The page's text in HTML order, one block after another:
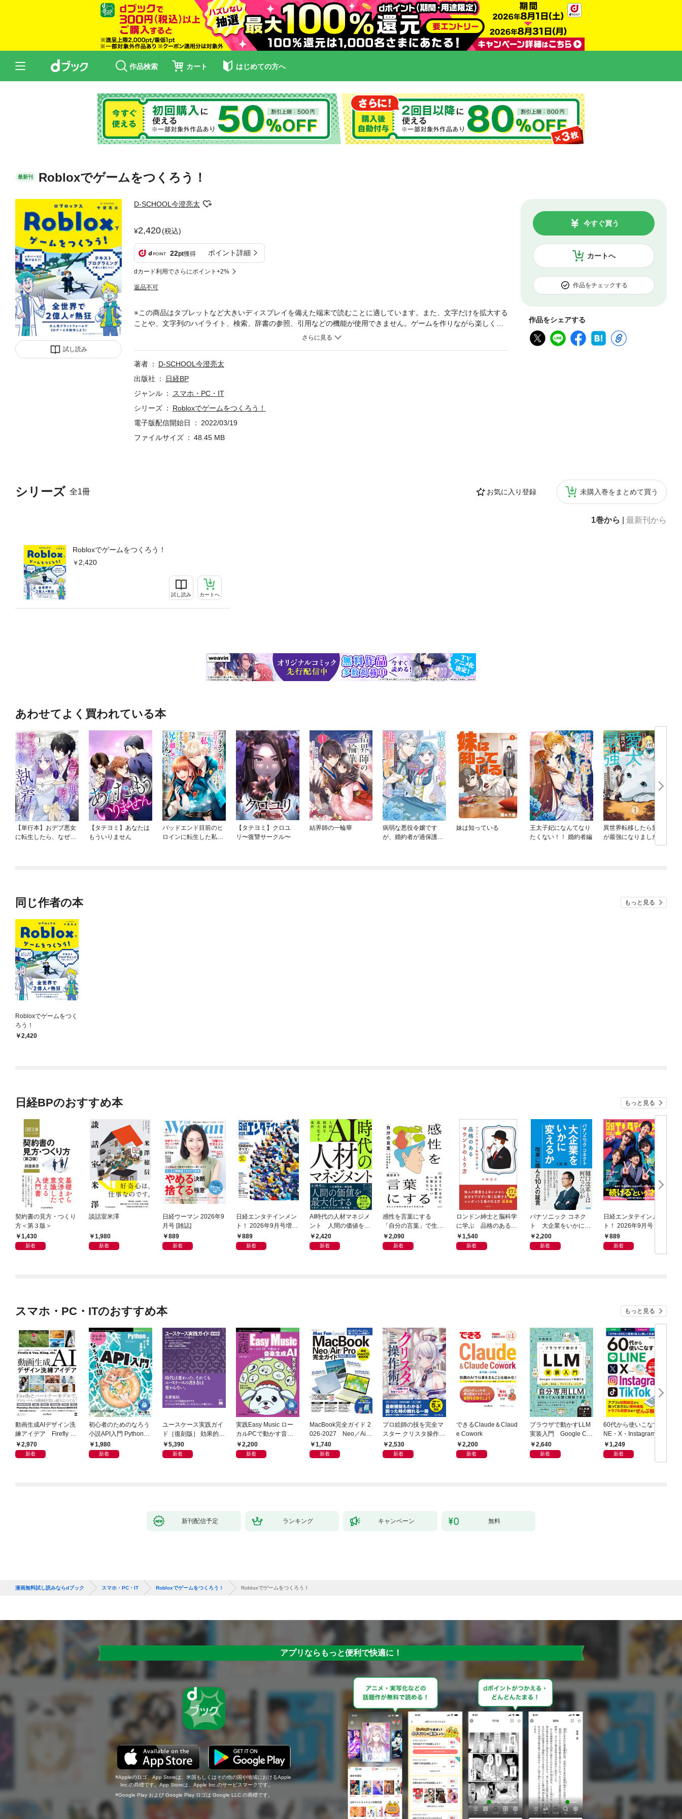
作品検索 カート はじめての方へ
最新刊 Robloxでゲームをつくろう！
試し読み
D-SCHOOL今澄亮太
2,420(税込)
22pt獲得 ポイント詳細
dカード利用でさらにポイント+2%
返品不可
カートへ
今すぐ買う
作品をチェックする
作品をシェアする
シリーズ 全1冊 お気に入り登録 未購入巻をまとめて買う
1巻から 最新刊から
Robloxでゲームをつくろう！
2,420
試し読み カートへ
※この商品はタブレットなど大きいディスプレイを備えた端末で読むことに適しています。また、文字だけを拡大する
ことや、文字列のハイライト、検索、辞書の参照、引用などの機能が使用できません。ゲームを作りながら楽しくプ
ログラミングが身につけられる！大人気ゲームプラットフォーム「Roblox」の日本初入門書が登場Robloxは、さまざ
を伸ばし、現在では全世界で2億人の月間アクティブユーザーがいるとも言われ、NikeやVANSなどの有名ブランドが
Roblox上にオンラインショールームを開設するなど、メタバースとしても注目を集めています。本書は、Roblox Stud
クゲーム、壁よけゲームなどを作りながら、変数、関数、条件分岐、繰り返し処理など、プログラミングの重要事項
を自然と身につけられます。プログラミングは、その習得自体を目的化しては、なかなか長続きしないもの。「ゲー
ムを作る」という目標を実現する手段としてプログラミングを学ぶ本書だからこそ、無理なく学習が続けられます。
ゲームはプレイすることも楽しいですが、作ることもとても楽しいことです。本書を手引きに、楽しみながらゲーム
著者
D-SCHOOL今澄亮太
出版社
日経BP
ジャンル
スマホ・PC・IT
シリーズ
Robloxでゲームをつくろう！
電子版配信開始日
2022/03/19
ファイルサイズ
48.45 MB
あわせてよく買われている本
【単行本】おデブ悪女
に転生したら、なぜか
【タテヨミ】あなたは
もういりません
バッドエンド目前のヒ
ロインに転生した私、
【タテヨミ】クロユ
リ〜復讐サークル〜
結界師の一輪華
病弱な悪役令嬢です
が、婚約者が過保護す
妹は知っている
王太子妃になんてなり
たくない！！ 婚約者編
異世界転移したら愛犬
が最強になりました ～
シルバーフェンリルと
同じ作者の本 もっと見る
Robloxでゲームをつく
ろう！
2,420
日経BPのおすすめ本 もっと見る
契約書の見方・つくり
方＜第３版＞
1,430
新着
談話室米澤
1,980
新着
日経ウーマン 2026年9
月号 [雑誌]
889
新着
日経エンタテインメン
ト！ 2026年9月号増刊
【表紙：EBiDAN】
889
新着
AI時代の人材マネジメ
ント 人間の価値を最
大化する条件
2,420
新着
感性を言葉にする
「自分の言葉」で生き
るための教科書
2,090
新着
ロンドン紳士と脳科学
に学ぶ 品格のあるマ
ウントのとり方
1,540
新着
パナソニック コネク
ト 大企業をいかに変
えるか
2,200
新着
日経エンタテインメン
ト！ 2026年9月号 [雑
誌]889
新着
スマホ・PC・ITのおすすめ本 もっと見る
動画生成AIデザイン洗
練アイデア Firefly &
Veo， Kling， etc.
2,970
新着
初心者のためのなろう
小説API入門 Pythonで
作るデータ活用法
1,980
新着
ユースケース実践ガイ
ド［復刻版］ 効果的な
ユースケースの書き方
5,390
新着
実践Easy Music ロー
カルPCで動かす音楽
生成AI完全ガイド
2,200
新着
MacBook完全ガイド 2
026-2027 Neo／Air
／Pro対応
1,740
新着
プロ絵師の技を完全マ
スター クリスタ操作術
決定版 改訂2版 CLIP S
TUDIO PAINT PRO/E
2,530
新着
できるClaude＆Claud
e Cowork
2,200
新着
ブラウザで動かすLLM
実装入門 Google Col
aboratoryで実践するL
LM・RAG・ファイン
2,640
新着
60代から使いこなすLI
NE・X・Instagram・T
ikTok
1,249
新着
新刊配信予定 ランキング キャンペーン 無料
漫画無料試し読みならdブック スマホ・PC・IT Robloxでゲームをつくろう！ Robloxでゲームをつくろう！
アプリならもっと便利で快適に！
Appleのロゴ、App Storeは、米国もしくはその他の国や地域におけるApple
Inc.の商標です。App Storeは、Apple Inc.のサービスマークです。
Google Play および Google Play ロゴは Google LLC の商標です。